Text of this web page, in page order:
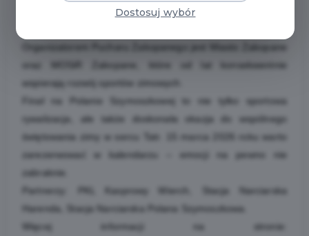
czyni finał jedną z najbardziej prestiżowych imprez
oraz MOSiR Zakopane, które od lat konsekwentnie
wspierają rozwój sportów zimowych.
Finał na Polanie Szymoszkowej to nie tylko sportowa
rywalizacja, ale także doskonała okazja do wspólnego
świętowania zimy w sercu Tatr. 15 marca 2026 roku warto
zarezerwować w kalendarzu – emocji na pewno nie
zabraknie.
Partnerzy: PKL Kasprowy Wierch, Stacja Narciarska
Harenda, Stacja Narciarska Polana Szymoszkowa.
Więcej informacji na stronie:
Dostosuj wybór